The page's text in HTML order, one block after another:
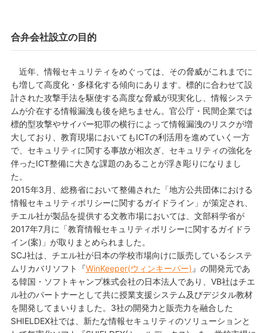
合弁会社設立の目的
近年、情報セキュリティをめぐっては、その脅威がこれまでに
も増して高度化・多様化する傾向にあります。標的に合わせて設
計された攻撃手法を駆使する高度な脅威が現実化し、情報システ
ムが介在する情報漏洩も後を絶ちません。官公庁・民間企業では
標的型攻撃やサイバー犯罪の横行によって情報漏洩のリスクが増
大しており、教育現場においてもICTの利活用を進めていく一方
で、セキュリティに関する事故が相次ぎ、セキュリティの強化を
伴ったICT整備に大きな課題のあることが浮き彫りになりまし
た。
2015年3月、総務省において整備された「地方公共団体における
情報セキュリティポリシーに関するガイドライン」が策定され、
チエル社が製品を提供する文教市場においては、文部科学省が
2017年7月に「教育情報セキュリティポリシーに関するガイドラ
イン(案)」が取りまとめられました。
SCJ社は、チエル社が日本の学校市場向けに販売しているシステ
ムリカバリソフト『WinKeeper(ウィンキーパー) 』の開発元であ
る韓国・ソフトキャンプ株式会社の日本法人であり、VB社はチエ
ル社のパートナーとして共に授業支援システム及びデジタル教材
を開発してまいりました。3社の開発力と販売力を融合した
SHIELDEX社では、新たな情報セキュリティのソリューションと